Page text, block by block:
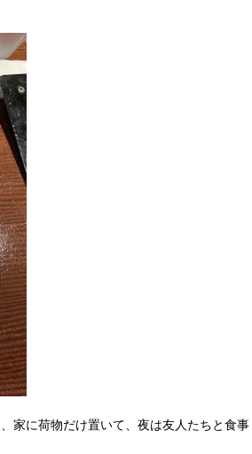
家に荷物だけ置いて、夜は友人たちと食事